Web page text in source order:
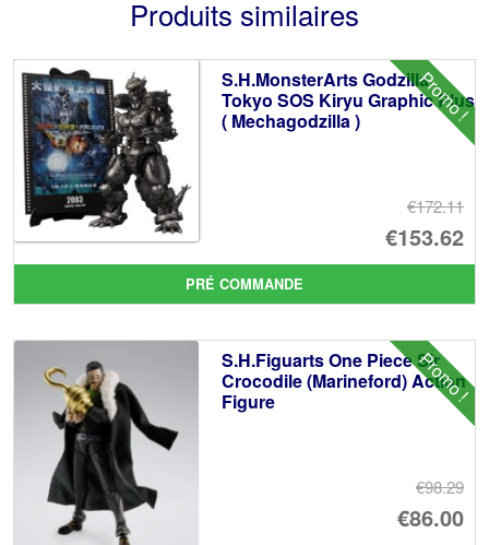
Produits similaires
Promo !
S.H.MonsterArts Godzilla
Tokyo SOS Kiryu Graphic Plus
( Mechagodzilla )
€172.11
Le
€153.62
Le
PRÉ COMMANDE
Promo !
S.H.Figuarts One Piece Sir
Crocodile (Marineford) Action
Figure
€98.29
Le
€86.00